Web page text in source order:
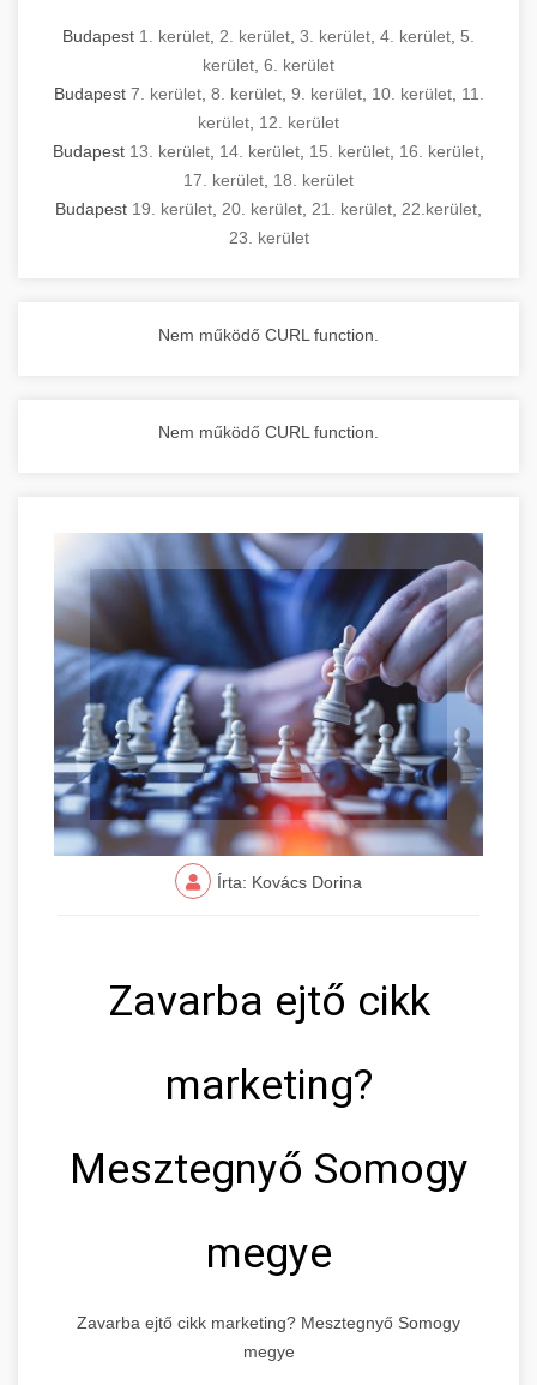
Budapest 1. kerület 2. kerület 3. kerület 4. kerület 5.
kerület 6. kerület
Budapest 7. kerület, 8. kerület, 9. kerület, 10. kerület, 11.
kerület 12. kerület
Budapest 13. kerület 14. kerület 15. kerület 16. kerület
17. kerület 18. kerület
Budapest 19. kerület 20. kerület 21. kerület 22.kerület
23. kerület
Nem működő CURL function.
Nem működő CURL function.
Írta: Kovács Dorina
Zavarba ejtő cikk
marketing?
Mesztegnyő Somogy
megye
Zavarba ejtő cikk marketing? Mesztegnyő Somogy
megye